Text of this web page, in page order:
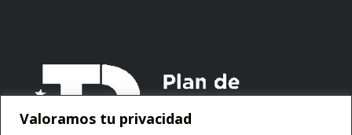
Valoramos tu privacidad